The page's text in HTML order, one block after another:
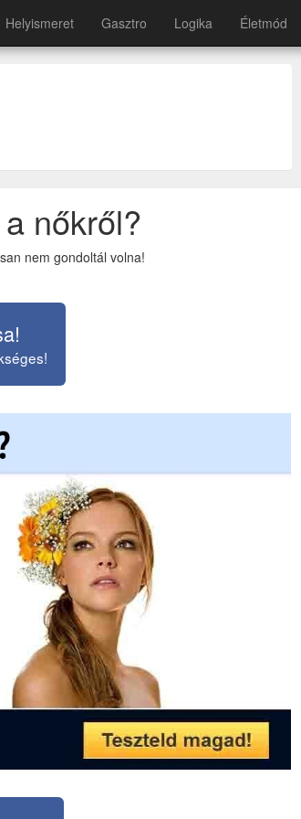
Helyismeret Gasztro Logika Életmód
nőkről?
nem gondoltál volna!